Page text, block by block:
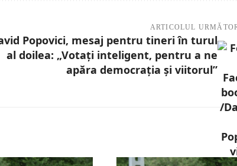
ARTICOLUL
Popovici, mesaj pentru tineri în turul
al doilea: „Votați inteligent, pentru a ne
apăra democraţia şi viitorul”